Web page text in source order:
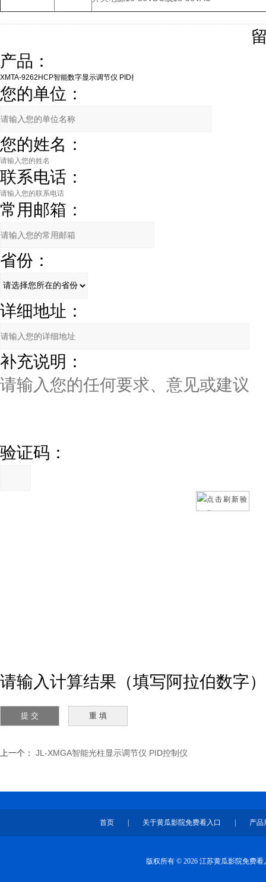
产品：
您的单位：
您的姓名：
联系电话：
常用邮箱：
省份：
详细地址：
补充说明：
验证码：
请输入计算结果（填写阿拉伯数字
上一个： JL-XMGA智能光柱显示调节仪 PID控制仪
首页 关于黄瓜影院免费看入口 产品
版权所有 © 2026 江苏黄瓜影院免费